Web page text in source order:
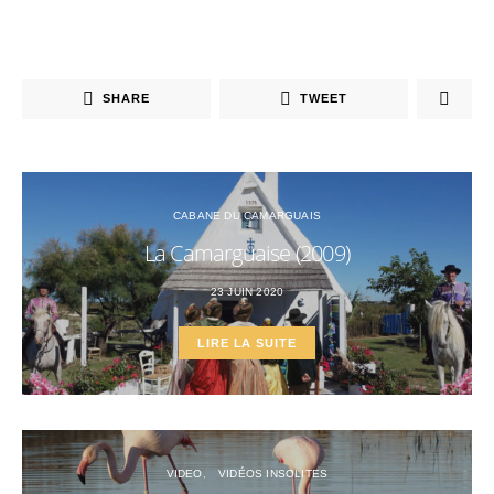
SHARE TWEET
CABANE DU CAMARGUAIS
La Camarguaise (2009)
23 JUIN 2020
LIRE LA SUITE
VIDEO VIDÉOS INSOLITES